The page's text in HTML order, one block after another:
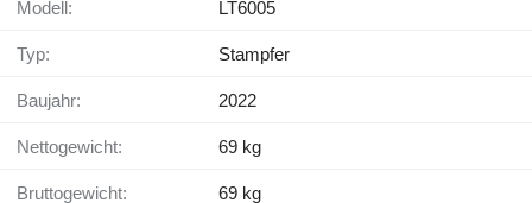
Modell: LT6005
Typ: Stampfer
Baujahr: 2022
Nettogewicht: 69 kg
Bruttogewicht: 69 kg